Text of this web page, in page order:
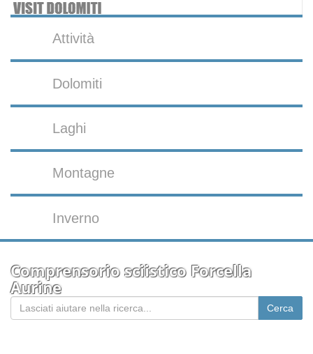
Attività
Dolomiti
Laghi
Montagne
Inverno
Comprensorio sciistico Forcella
Aurine